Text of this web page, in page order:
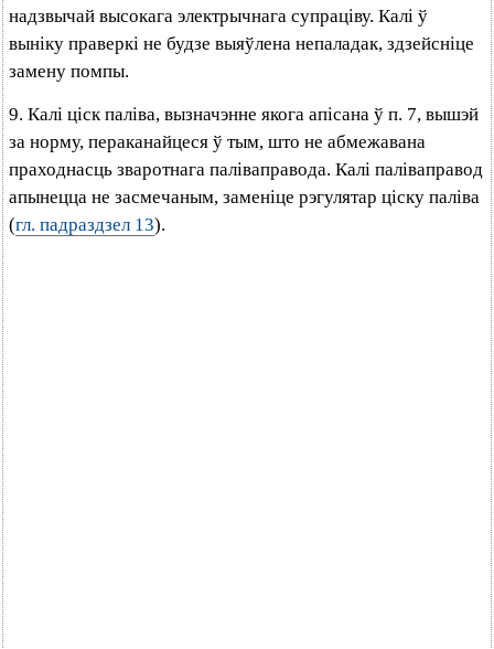
надзвычай высокага электрычнага супраціву. Калі ў
выніку праверкі не будзе выяўлена непаладак, здзейсніце
замену помпы.
9. Калі ціск паліва, вызначэнне якога апісана ў п. 7, вышэй
за норму, пераканайцеся ў тым, што не абмежавана
праходнасць зваротнага паліваправода. Калі паліваправод
апынецца не засмечаным, заменіце рэгулятар ціску паліва
(гл. падраздзел 13).